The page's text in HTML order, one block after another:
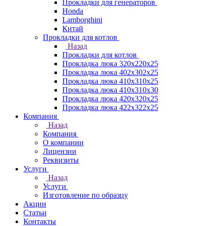
Прокладки для генераторов
Honda
Lamborghini
Китай
Прокладки для котлов
Назад
Прокладки для котлов
Прокладка люка 320x220x25
Прокладка люка 402x302x25
Прокладка люка 410x310x25
Прокладка люка 410х310х30
Прокладка люка 420x320x25
Прокладка люка 422x322x25
Компания
Назад
Компания
О компании
Лицензии
Реквизиты
Услуги
Назад
Услуги
Изготовление по образцу
Акции
Статьи
Контакты